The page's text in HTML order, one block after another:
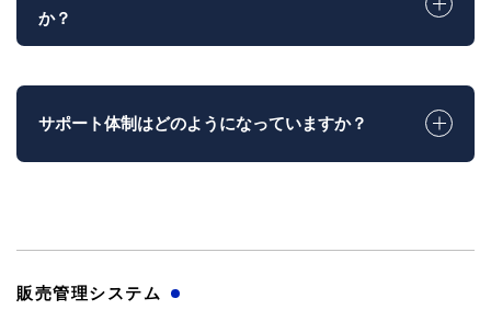
か？
サポート体制はどのようになっていますか？
販売管理システム